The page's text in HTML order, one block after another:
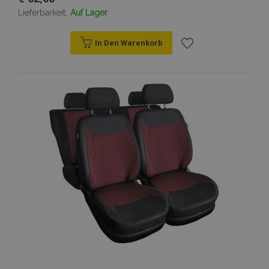
Lieferbarkeit: Auf Lager
In Den Warenkorb
hinzufügen